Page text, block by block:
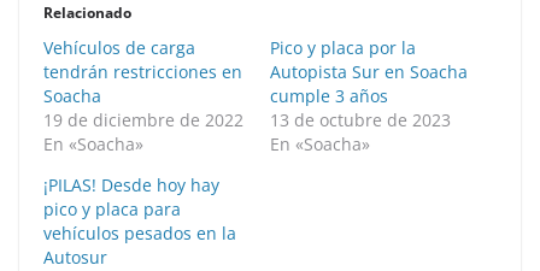
Relacionado
Vehículos de carga
tendrán restricciones en
Soacha
19 de diciembre de 2022
En «Soacha»
Pico y placa por la
Autopista Sur en Soacha
cumple 3 años
13 de octubre de 2023
En «Soacha»
¡PILAS! Desde hoy hay
pico y placa para
vehículos pesados en la
Autosur